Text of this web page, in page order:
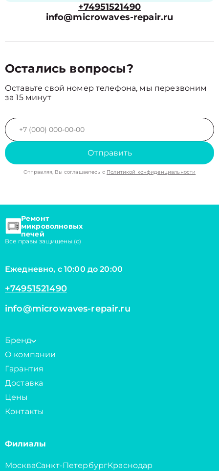
+74951521490
info@microwaves-repair.ru
Остались вопросы?
Оставьте свой номер телефона, мы перезвоним
за 15 минут
Отправить
Отправляя, Вы соглашаетесь с Политикой конфиденциальности
Ремонт
микроволновых
печей
Все правы защищены (с)
Ежедневно, с 10:00 до 20:00
+74951521490
info@microwaves-repair.ru
Бренд
О компании
Гарантия
Доставка
Цены
Контакты
Филиалы
МоскваСанкт-ПетербургКраснодар